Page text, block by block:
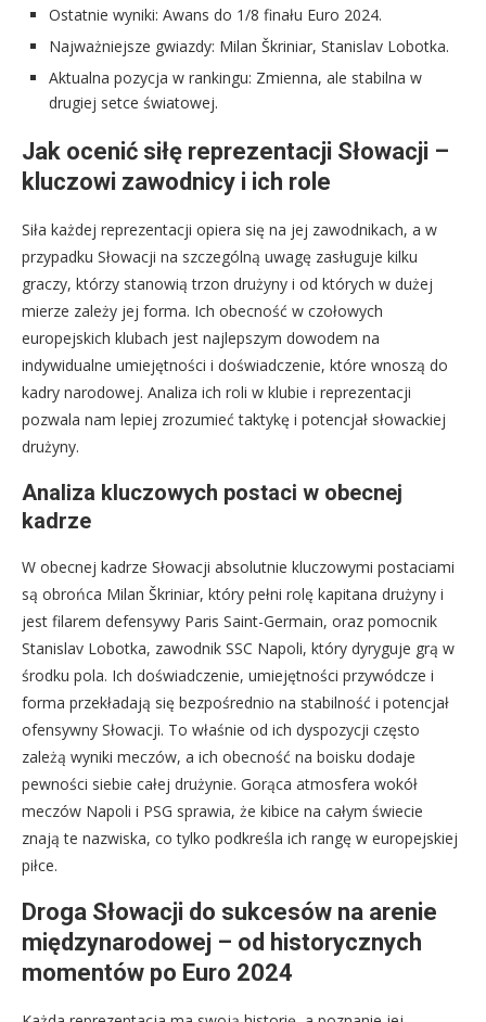
Ostatnie wyniki: Awans do 1/8 finału Euro 2024.
Najważniejsze gwiazdy: Milan Škriniar, Stanislav Lobotka.
Aktualna pozycja w rankingu: Zmienna, ale stabilna w
drugiej setce światowej.
Jak ocenić siłę reprezentacji Słowacji –
kluczowi zawodnicy i ich role
Siła każdej reprezentacji opiera się na jej zawodnikach, a w
przypadku Słowacji na szczególną uwagę zasługuje kilku
graczy, którzy stanowią trzon drużyny i od których w dużej
mierze zależy jej forma. Ich obecność w czołowych
europejskich klubach jest najlepszym dowodem na
indywidualne umiejętności i doświadczenie, które wnoszą do
kadry narodowej. Analiza ich roli w klubie i reprezentacji
pozwala nam lepiej zrozumieć taktykę i potencjał słowackiej
drużyny.
Analiza kluczowych postaci w obecnej
kadrze
W obecnej kadrze Słowacji absolutnie kluczowymi postaciami
są obrońca Milan Škriniar, który pełni rolę kapitana drużyny i
jest filarem defensywy Paris Saint-Germain, oraz pomocnik
Stanislav Lobotka, zawodnik SSC Napoli, który dyryguje grą w
środku pola. Ich doświadczenie, umiejętności przywódcze i
forma przekładają się bezpośrednio na stabilność i potencjał
ofensywny Słowacji. To właśnie od ich dyspozycji często
zależą wyniki meczów, a ich obecność na boisku dodaje
pewności siebie całej drużynie. Gorąca atmosfera wokół
meczów Napoli i PSG sprawia, że kibice na całym świecie
znają te nazwiska, co tylko podkreśla ich rangę w europejskiej
piłce.
Droga Słowacji do sukcesów na arenie
międzynarodowej – od historycznych
momentów po Euro 2024